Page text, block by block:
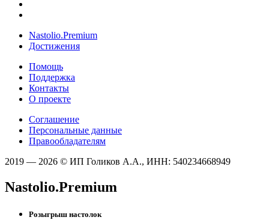
Nastolio.Premium
Достижения
Помощь
Поддержка
Контакты
О проекте
Соглашение
Персональные данные
Правообладателям
2019 — 2026 © ИП Голиков А.А., ИНН: 540234668949
Nastolio.Premium
Розыгрыш настолок